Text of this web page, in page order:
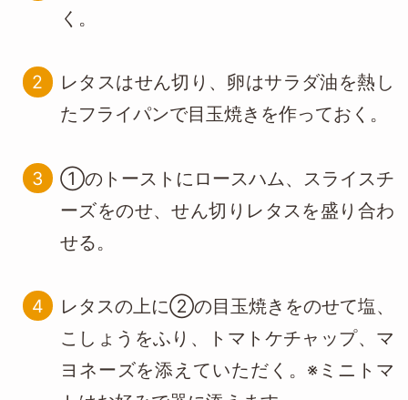
く。
レタスはせん切り、卵はサラダ油を熱し
たフライパンで目玉焼きを作っておく。
①のトーストにロースハム、スライスチ
ーズをのせ、せん切りレタスを盛り合わ
せる。
レタスの上に②の目玉焼きをのせて塩、
こしょうをふり、トマトケチャップ、マ
ヨネーズを添えていただく。※ミニトマ